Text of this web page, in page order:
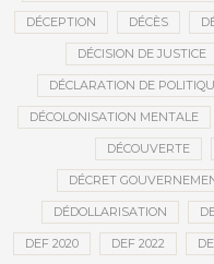
DÉCEPTION DÉCÈS
DÉCISION DE JUSTICE
DÉCLARATION DE
DÉCOLONISATION MENTALE
DÉCOUVERTE
DÉCRET
DÉDOLLARISATION
DEF 2020 DEF 2022